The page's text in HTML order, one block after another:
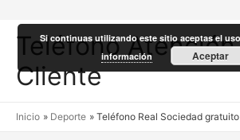
Teléfono
Cliente
Inicio Deporte Teléfono Real Sociedad gratuito
Si continuas utilizando este sitio aceptas el
información
Aceptar